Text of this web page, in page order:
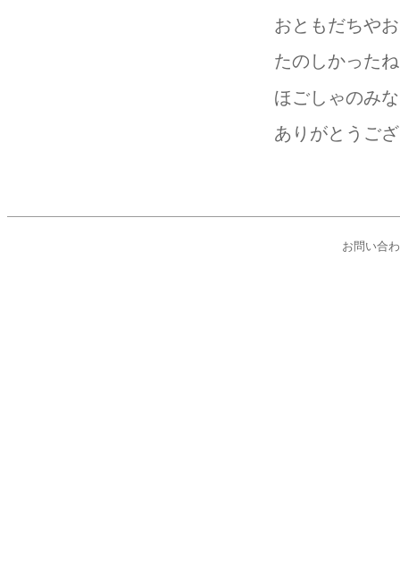
おともだちや
たのしかった
ほごしゃのみ
ありがとう
お問い合